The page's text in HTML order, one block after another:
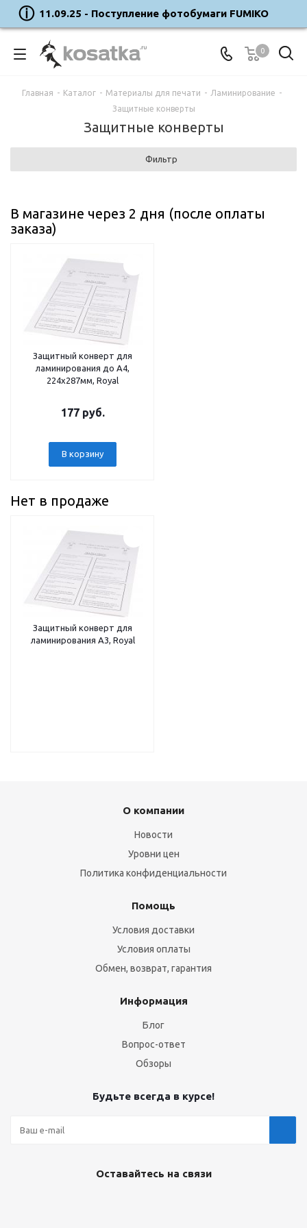
11.09.25 - Поступление фотобумаги FUMIKO
0
Главная - Каталог - Материалы для печати - Ламинирование -
Защитные конверты
Защитные конверты
Фильтр
В магазине через 2 дня (после оплаты
заказа)
Защитный конверт для
ламинирования до A4,
224x287мм, Royal
177 руб.
В корзину
Нет в продаже
Защитный конверт для
ламинирования A3, Royal
О компании
Новости
Уровни цен
Политика конфиденциальности
Помощь
Условия доставки
Условия оплаты
Обмен, возврат, гарантия
Информация
Блог
Вопрос-ответ
Обзоры
Будьте всегда в курсе!
Оставайтесь на связи